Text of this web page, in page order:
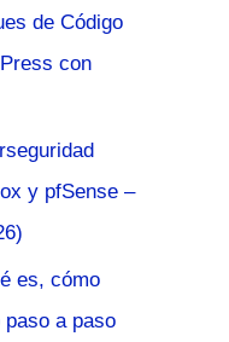
de Código
con
y pfSense –
es, cómo
a paso